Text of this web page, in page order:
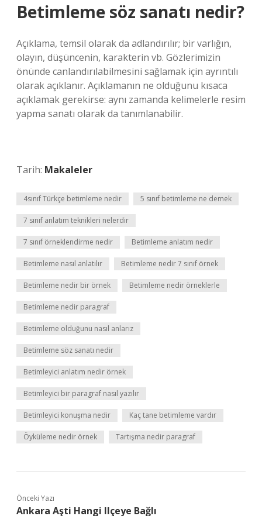
Betimleme söz sanatı nedir?
Açıklama, temsil olarak da adlandırılır; bir varlığın,
olayın, düşüncenin, karakterin vb. Gözlerimizin
önünde canlandırılabilmesini sağlamak için ayrıntılı
olarak açıklanır. Açıklamanın ne olduğunu kısaca
açıklamak gerekirse: aynı zamanda kelimelerle resim
yapma sanatı olarak da tanımlanabilir.
Tarih: Makaleler
4sınıf Türkçe betimleme nedir 5 sınıf betimleme ne demek
7 sınıf anlatım teknikleri nelerdir
7 sınıf örneklendirme nedir Betimleme anlatım nedir
Betimleme nasıl anlatılır Betimleme nedir 7 sınıf örnek
Betimleme nedir bir örnek Betimleme nedir örneklerle
Betimleme nedir paragraf
Betimleme olduğunu nasıl anlarız
Betimleme söz sanatı nedir
Betimleyici anlatım nedir örnek
Betimleyici bir paragraf nasıl yazılır
Betimleyici konuşma nedir Kaç tane betimleme vardır
Öyküleme nedir örnek Tartışma nedir paragraf
Önceki Yazı
Ankara Aşti Hangi Ilçeye Bağlı